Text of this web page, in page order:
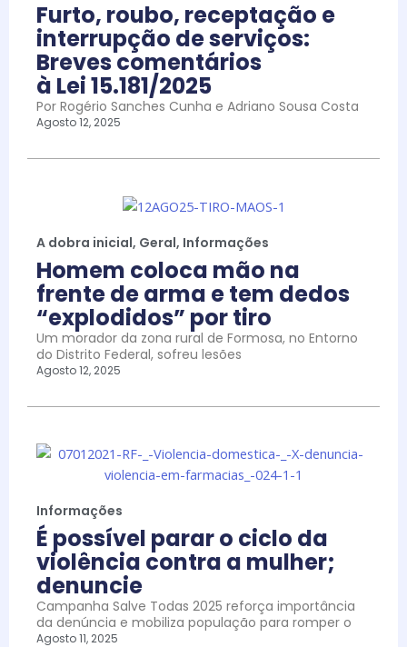
Furto, roubo, receptação e
interrupção de serviços:
Breves comentários
à Lei 15.181/2025
Por Rogério Sanches Cunha e Adriano Sousa Costa
Agosto 12, 2025
A dobra inicial, Geral, Informações
Homem coloca mão na
frente de arma e tem dedos
“explodidos” por tiro
Um morador da zona rural de Formosa, no Entorno
do Distrito Federal, sofreu lesões
Agosto 12, 2025
Informações
É possível parar o ciclo da
violência contra a mulher;
denuncie
Campanha Salve Todas 2025 reforça importância
da denúncia e mobiliza população para romper o
Agosto 11, 2025